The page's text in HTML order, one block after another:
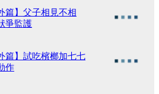
篇】父子相見不相
爭監護
篇】試吃檳榔加七七
作